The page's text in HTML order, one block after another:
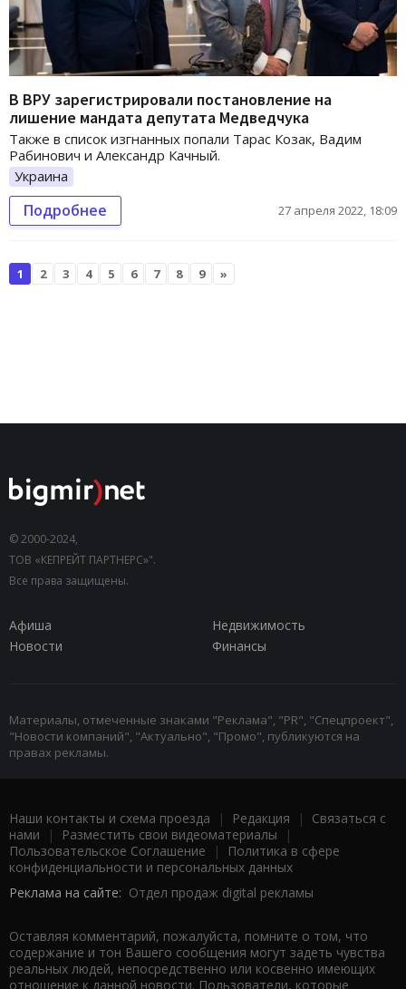
В ВРУ зарегистрировали постановление на
лишение мандата депутата Медведчука
Также в список изгнанных попали Тарас Козак, Вадим
Рабинович и Александр Качный.
Украина
Подробнее 27 апреля 2022, 18:09
1 2 3 4 5 6 7 8 9 »
© 2000-2024,
ТОВ «КЕПРЕЙТ ПАРТНЕРС»".
Все права защищены.
Афиша
Недвижимость
Новости
Финансы
Материалы, отмеченные знаками "Реклама", "PR", "Спецпроект",
"Новости компаний", "Актуально", "Промо", публикуются на
правах рекламы.
Наши контакты и схема проезда | Редакция | Связаться с
нами | Разместить свои видеоматериалы |
Пользовательское Соглашение |
Политика в сфере
конфиденциальности и персональных данных
Реклама на сайте: Отдел продаж digital рекламы
Оставляя комментарий, пожалуйста, помните о том, что
содержание и тон Вашего сообщения могут задеть чувства
реальных людей, непосредственно или косвенно имеющих
отношение к данной новости. Пользователи, которые